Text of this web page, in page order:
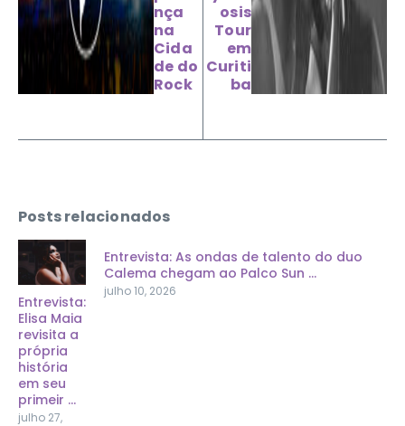
nça
na
Cida
de do
Rock
osis
Tour
em
Curiti
ba
Posts relacionados
Entrevista:
Elisa Maia
revisita a
própria
história
em seu
primeir ...
julho 27,
Entrevista: As ondas de talento do duo
Calema chegam ao Palco Sun ...
julho 10, 2026